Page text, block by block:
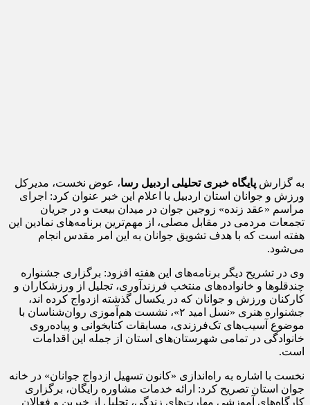
به گزارش پایگاه خبری تحلیلی اردبیل رسا، عوض نخست، مدیرکل
ورزش و جوانان استان اردبیل با اعلام این خبر عنوان کرد: اجرای
مراسم «عقد زنده» زوجین جوان در میدان بیعت و در جریان
تجمعات مردمی در مقابل مصلی، از مهم‌ترین برنامه‌های نمادین این
هفته است که با هدف تشویق جوانان به این امر مقدس انجام
می‌شود.
وی در تشریح دیگر برنامه‌های این هفته افزود: برگزاری جشنواره
چندقلوها و خانواده‌های منتخب فرزندآوری، تجلیل از ورزشکاران و
کارکنان ورزش و جوانان که در یکسال گذشته ازدواج کرده اند،
جشنواره هنری «نسل امید ۲»، نشست هم‌آموزی روان‌شناسان با
موضوع آسیب‌های تک‌فرزندی، مسابقات کتابخوانی و پیاده‌روی
خانوادگی در تمامی شهرستان‌های استان از جمله این اقدامات
است.
نخست با اشاره به راه‌اندازی «کانون تسهیل ازدواج جوانان» در خانه
جوان استان تصریح کرد: ارائه خدمات مشاوره رایگان، برگزاری
کارگاه‌های آموزشی مهارت‌های زندگی، تجلیل از خیرین و فعالان